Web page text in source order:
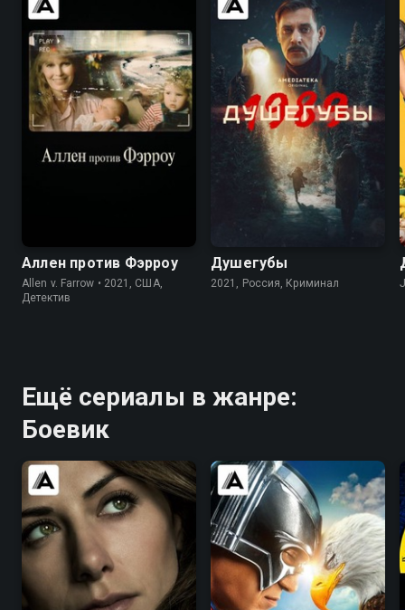
Аллен против Фэрроу
Allen v. Farrow • 2021, США,
Детектив
Душегубы
2021, Россия, Криминал
Ещё сериалы в жанре:
Боевик